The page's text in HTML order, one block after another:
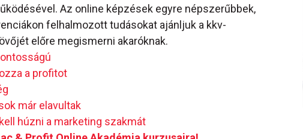
Az online képzések egyre népszerűbbek,
felhalmozott tudásokat ajánljuk a kkv-
előre megismerni akaróknak.
a profitot
már elavultak
húzni a marketing szakmát